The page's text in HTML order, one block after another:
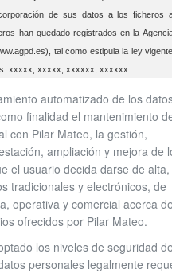
de sus datos a los ficheros
han quedado registrados en la
tal como estipula la ley
xxxxx, xxxxx, xxxxxx, xxxxxx.
automatizado de los
finalidad el mantenimiento
con Pilar Mateo, la gestión,
ampliación y mejora de
el usuario decida darse de
tradicionales y electrónicos, de
operativa y comercial acerca de
ofrecidos por Pilar Mateo.
los niveles de seguridad de
personales legalmente